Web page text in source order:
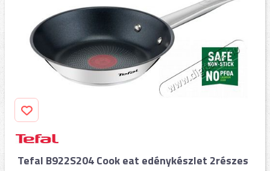
Tefal B922S204 Cook eat edénykészlet 2részes